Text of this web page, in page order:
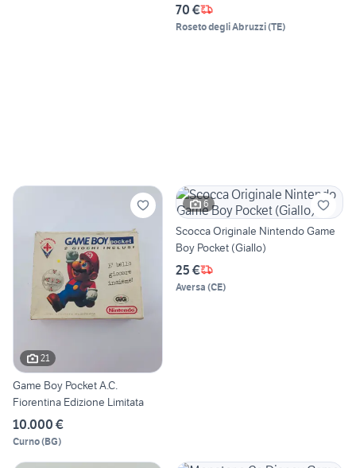
70 €
Roseto degli Abruzzi(TE)
21
Game Boy Pocket A.C.
Fiorentina Edizione Limitata
10.000 €
Curno(BG)
6
Scocca Originale Nintendo Game
Boy Pocket (Giallo)
25 €
Aversa (CE)